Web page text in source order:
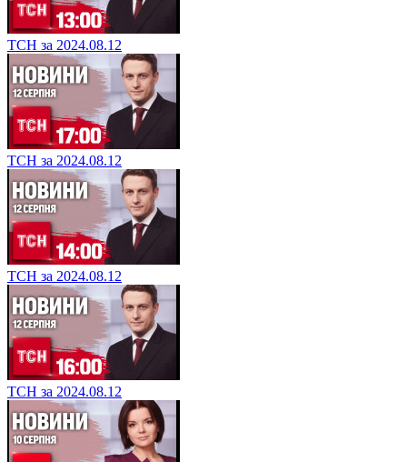
ТСН за 2024.08.12
ТСН за 2024.08.12
ТСН за 2024.08.12
ТСН за 2024.08.12